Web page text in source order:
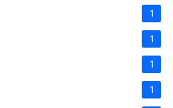
1
1
1
1